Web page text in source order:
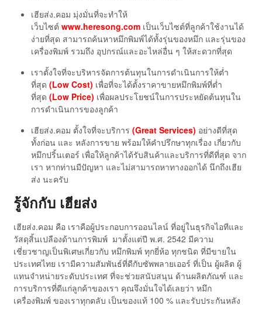
เฮียส่ง.คอม มุ่งมั่นที่จะทำให้
เว็บไซต์ www.heresong.comเป็นเว็บไซต์ที่ลูกค้าใช้งานได้
ง่ายที่สุด สามารถค้นหาหมึกพิมพ์ได้ทั้งรุ่นของหมึก และรุ่นของ
เครื่องพิมพ์ รวมถึง อุปกรณ์และอะไหล่อื่น ๆ ให้สะดวกที่สุด
เราตั้งใจที่จะบริหารจัดการต้นทุนในการดำเนินการให้ต่ำ
ที่สุด (Low Cost) เพื่อที่จะได้ตั้งราคาขายหมึกพิมพ์ที่ต่ำ
ที่สุด (Low Price) เพื่อผลประโยชน์ในการประหยัดต้นทุนใน
การดำเนินการของลูกค้า
เฮียส่ง.คอม ตั้งใจที่จะบริการ (Great Services) อย่างดีที่สุด
ทั้งก่อน และ หลังการขาย พร้อมให้คำปรึกษาทุกเรื่อง เกี่ยวกับ
หมึกปริ้นเตอร์ เพื่อให้ลูกค้าได้รับสินค้าและบริการที่ดีที่สุด จาก
เรา หากท่านมีปัญหา และไม่สามารถหาทางออกได้ นึกถึงเฮีย
ส่ง นะครับ
รู้จักกับ เฮียส่ง
เฮียส่ง.คอม คือ เราคือผู้ประกอบการออนไลน์ ที่อยู่ในธุรกิจไอทีและ
วัสดุสิ้นเปลืองด้านการพิมพ์ มาตั้งแต่ปี พ.ศ. 2542 มีความ
เชี่ยวชาญเป็นพิเศษเกี่ยวกับ หมึกพิมพ์ ทุกยี่ห้อ ทุกชนิด ที่มีขายใน
ประเทศไทย เรามีความสัมพันธ์ที่ดีกับซัพพลายเออร์ ที่เป็น ผู้ผลิต ผู้
แทนจำหน่ายระดับประเทศ ที่จะช่วยสนับสนุน ด้านผลิตภัณฑ์ และ
การบริการที่ดีแก่ลูกค้าของเรา คุณจึงมั่นใจได้เลยว่า หมึก
เครื่องพิมพ์ ของเราทุกตลับ เป็นของแท้ 100 % และรับประกันหลัง